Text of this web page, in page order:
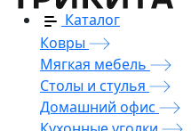
Каталог
Ковры
Мягкая мебель
Столы и стулья
Домашний офис